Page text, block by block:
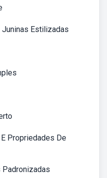
Estilizadas
Propriedades De